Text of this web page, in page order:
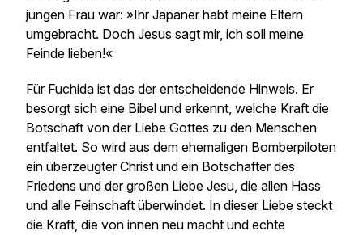
jungen Frau war: »Ihr Japaner habt meine Eltern
umgebracht. Doch Jesus sagt mir, ich soll meine
Feinde lieben!«
Für Fuchida ist das der entscheidende Hinweis. Er
besorgt sich eine Bibel und erkennt, welche Kraft die
Botschaft von der Liebe Gottes zu den Menschen
entfaltet. So wird aus dem ehemaligen Bomberpiloten
ein überzeugter Christ und ein Botschafter des
Friedens und der großen Liebe Jesu, die allen Hass
und alle Feinschaft überwindet. In dieser Liebe steckt
die Kraft, die von innen neu macht und echte